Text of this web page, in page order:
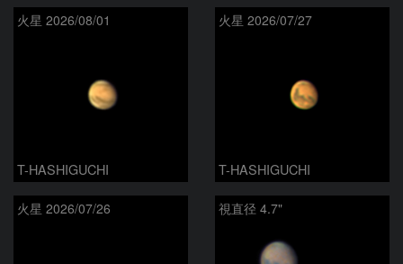
火星 2026/08/01
T-HASHIGUCHI
火星 2026/07/27
T-HASHIGUCHI
火星 2026/07/26 視直径 4.7"